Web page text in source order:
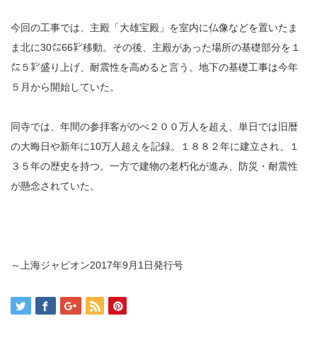
今回の工事では、主殿「大雄宝殿」を室内に仏像などを置いたま
ま北に30㍍66㌢移動。その後、主殿があった場所の基礎部分を１
㍍５㌢盛り上げ、耐震性を高めると言う。地下の基礎工事は今年
５月から開始していた。
同寺では、年間の参拝客がのべ２００万人を超え、単日では旧暦
の大晦日や新年に10万人超えを記録。１８８２年に建立され、１
３５年の歴史を持つ。一方で建物の老朽化が進み、防災・耐震性
が懸念されていた。
～上海ジャピオン2017年9月1日発行号